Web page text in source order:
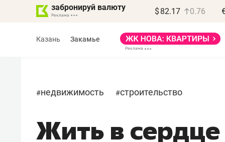
забронируй валюту $ 82.17 0.76
Казань Закамье
#недвижимость #строительство
Жить в
Василь Мазитов
МАРТ